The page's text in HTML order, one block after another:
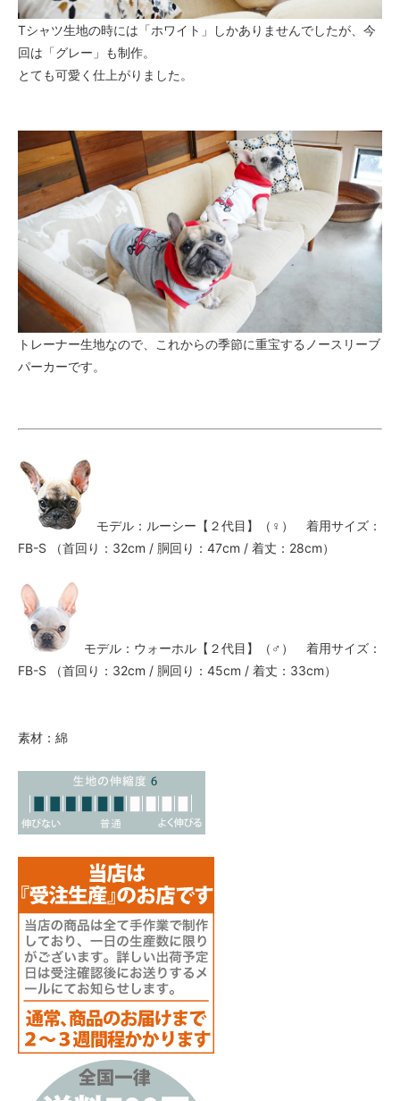
Tシャツ生地の時には「ホワイト」しかありませんでしたが、今
回は「グレー」も制作。
とても可愛く仕上がりました。
トレーナー生地なので、これからの季節に重宝するノースリーブ
パーカーです。
モデル：ルーシー【２代目】（♀） 着用サイズ：
FB-S （首回り：32cm / 胴回り：47cm / 着丈：28cm）
モデル：ウォーホル【２代目】（♂） 着用サイズ：
FB-S （首回り：32cm / 胴回り：45cm / 着丈：33cm）
素材：綿